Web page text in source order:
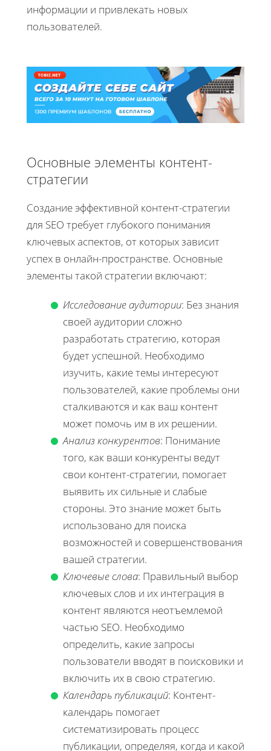
информации и привлекать новых
пользователей.
Основные элементы контент-
стратегии
Создание эффективной контент-стратегии
для SEO требует глубокого понимания
ключевых аспектов, от которых зависит
успех в онлайн-пространстве. Основные
элементы такой стратегии включают:
Исследование аудитории: Без знания
своей аудитории сложно
разработать стратегию, которая
будет успешной. Необходимо
изучить, какие темы интересуют
пользователей, какие проблемы они
сталкиваются и как ваш контент
может помочь им в их решении.
Анализ конкурентов: Понимание
того, как ваши конкуренты ведут
свои контент-стратегии, помогает
выявить их сильные и слабые
стороны. Это знание может быть
использовано для поиска
возможностей и совершенствования
вашей стратегии.
Ключевые слова: Правильный выбор
ключевых слов и их интеграция в
контент являются неотъемлемой
частью SEO. Необходимо
определить, какие запросы
пользователи вводят в поисковики и
включить их в свою стратегию.
Календарь публикаций: Контент-
календарь помогает
систематизировать процесс
публикации, определяя, когда и какой